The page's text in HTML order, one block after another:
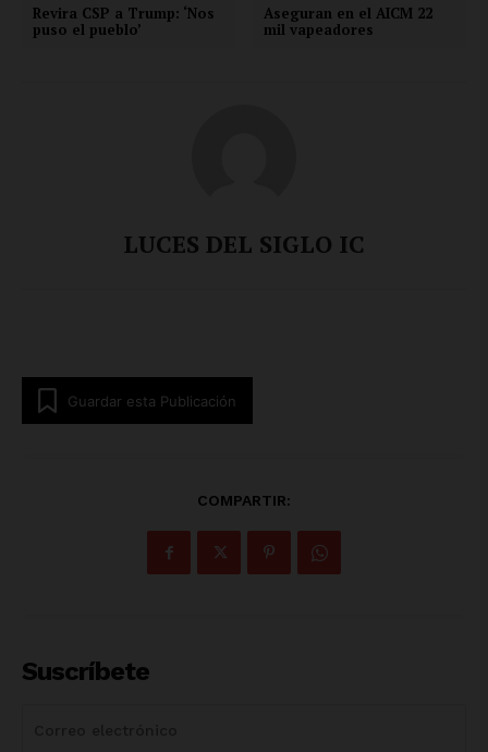
Revira CSP a Trump: ‘Nos
puso el pueblo’
Aseguran en el AICM 22
mil vapeadores
LUCES DEL SIGLO IC
Guardar esta Publicación
COMPARTIR:
Suscríbete